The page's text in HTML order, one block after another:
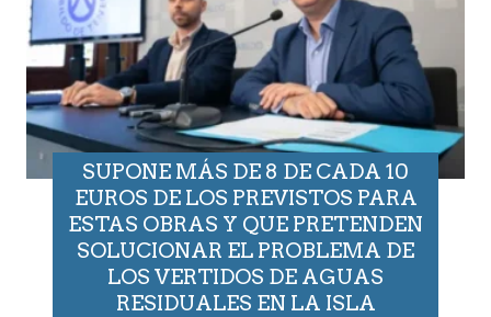
SUPONE MÁS DE 8 DE CADA 10
EUROS DE LOS PREVISTOS PARA
ESTAS OBRAS Y QUE PRETENDEN
SOLUCIONAR EL PROBLEMA DE
LOS VERTIDOS DE AGUAS
RESIDUALES EN LA ISLA